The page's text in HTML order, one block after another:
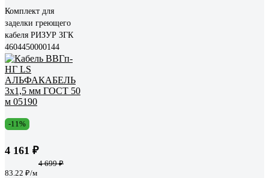
Комплект для
заделки греющего
кабеля РИЗУР ЗГК
4604450000144
-11%
4 161 ₽
4 699 ₽
83.22 ₽/м